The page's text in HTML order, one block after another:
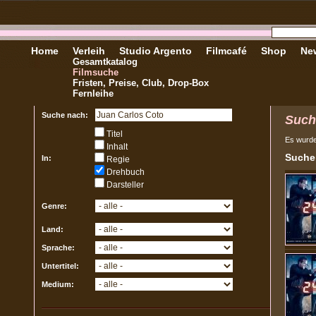
Home Verleih
Gesamtkatalog
Filmsuche
Fristen, Preise, Club, Drop-Box
Fernleihe
Studio Argento Filmcafé Shop
Suche nach:
In:
Titel
Inhalt
Regie
Drehbuch
Darsteller
Genre:
Land:
Sprache:
Untertitel:
Medium:
Es